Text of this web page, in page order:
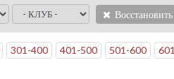
Восстановить
301 -400 401 -500 501 -600 601